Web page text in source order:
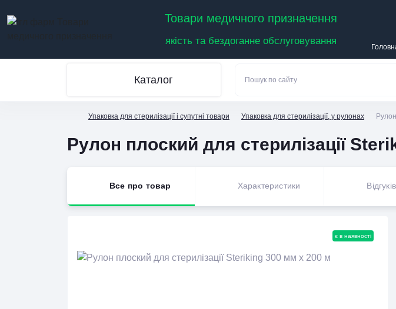
Товари медичного призначення
якість та бездоганне обслуговування
Каталог
Упаковка для стерилізації і супутні товари Упаковка для стерилізації, у рулонах
Рулон плоский для стерилізації
Все про товар Характеристики Відгуків
є в наявності